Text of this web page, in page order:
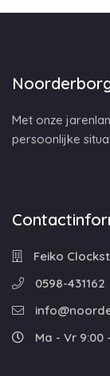
Met onze
persoonlijke
Feiko
0598-431162
Ma - Vr 9:00